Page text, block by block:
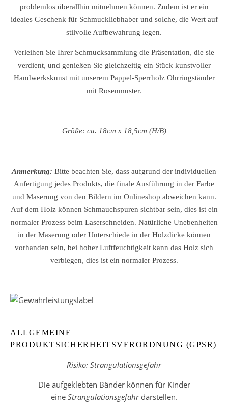
problemlos überallhin mitnehmen können. Zudem ist er ein
ideales Geschenk für Schmuckliebhaber und solche, die Wert auf
stilvolle Aufbewahrung legen.
Verleihen Sie Ihrer Schmucksammlung die Präsentation, die sie
verdient, und genießen Sie gleichzeitig ein Stück kunstvoller
Handwerkskunst mit unserem Pappel-Sperrholz Ohrringständer
mit Rosenmuster.
Größe: ca. 18cm x 18,5cm (H/B)
Anmerkung: Bitte beachten Sie, dass aufgrund der individuellen
Anfertigung jedes Produkts, die finale Ausführung in der Farbe
und Maserung von den Bildern im Onlineshop abweichen kann.
Auf dem Holz können Schmauchspuren sichtbar sein, dies ist ein
normaler Prozess beim Laserschneiden. Natürliche Unebenheiten
in der Maserung oder Unterschiede in der Holzdicke können
vorhanden sein, bei hoher Luftfeuchtigkeit kann das Holz sich
verbiegen, dies ist ein normaler Prozess.
ALLGEMEINE
PRODUKTSICHERHEITSVERORDNUNG (GPSR)
Risiko: Strangulationsgefahr
Die aufgeklebten Bänder können für Kinder
eine Strangulationsgefahrdarstellen.